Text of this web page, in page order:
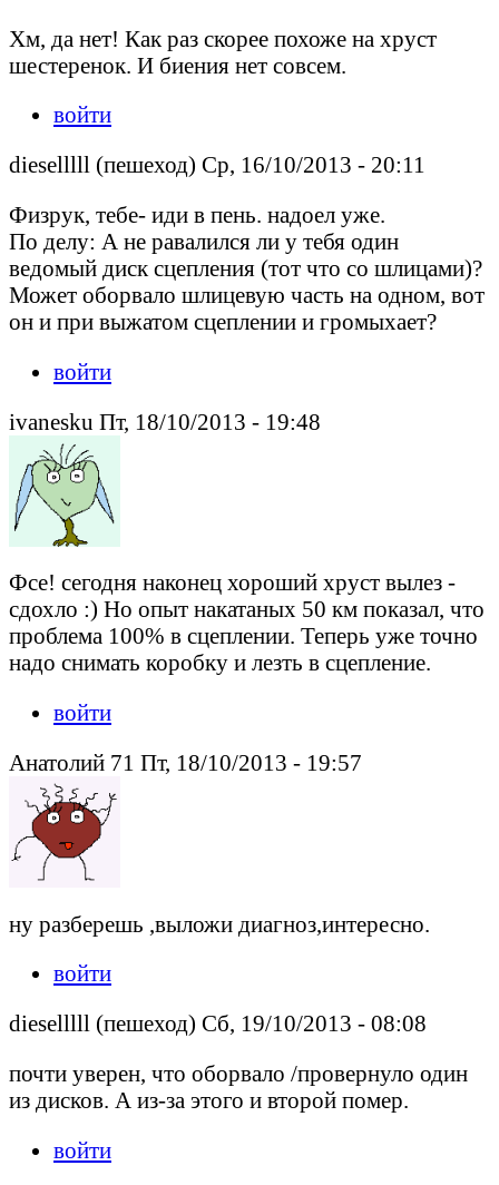
Хм, да нет! Как раз скорее похоже на хруст
шестеренок. И биения нет совсем.
войти
dieselllll (пешеход) Ср, 16/10/2013 - 20:11
Физрук, тебе- иди в пень. надоел уже.
По делу: А не равалился ли у тебя один
ведомый диск сцепления (тот что со шлицами)?
Может оборвало шлицевую часть на одном, вот
он и при выжатом сцеплении и громыхает?
войти
ivanesku Пт, 18/10/2013 - 19:48
Фсе! сегодня наконец хороший хруст вылез -
сдохло :) Но опыт накатаных 50 км показал, что
проблема 100% в сцеплении. Теперь уже точно
надо снимать коробку и лезть в сцепление.
войти
Анатолий 71 Пт, 18/10/2013 - 19:57
ну разберешь ,выложи диагноз,интересно.
войти
dieselllll (пешеход) Сб, 19/10/2013 - 08:08
почти уверен, что оборвало /провернуло один
из дисков. А из-за этого и второй помер.
войти